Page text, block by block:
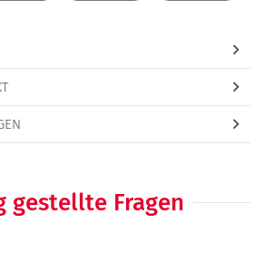
gestellte Fragen